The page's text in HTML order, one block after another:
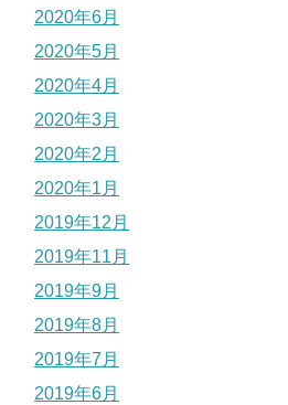
2020年6月
2020年5月
2020年4月
2020年3月
2020年2月
2020年1月
2019年12月
2019年11月
2019年9月
2019年8月
2019年7月
2019年6月